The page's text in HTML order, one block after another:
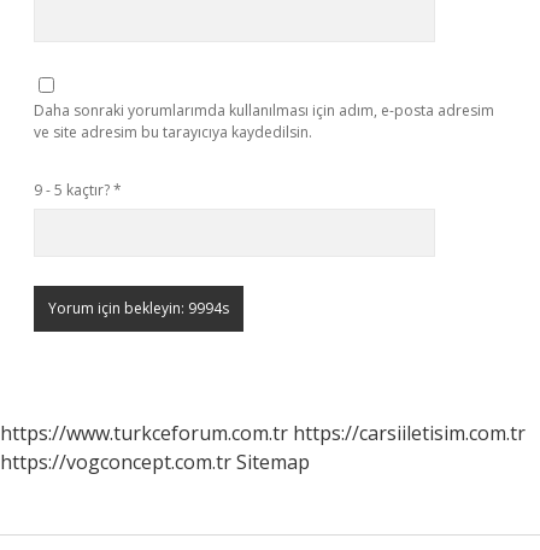
Daha sonraki yorumlarımda kullanılması için adım, e-posta adresim
ve site adresim bu tarayıcıya kaydedilsin.
9 - 5 kaçtır?*
https://www.turkceforum.com.tr https://carsiiletisim.com.tr
https://vogconcept.com.trSitemap